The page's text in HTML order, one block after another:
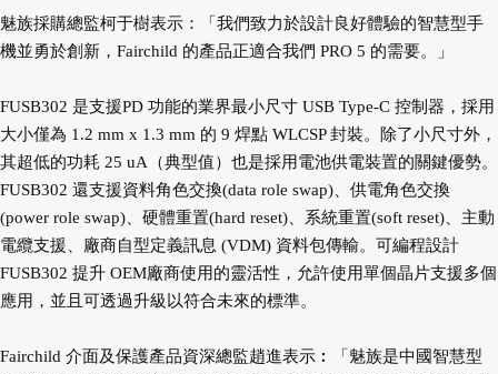
魅族採購總監柯于樹表示：「我們致力於設計良好體驗的智慧型手
機並勇於創新，Fairchild 的產品正適合我們 PRO 5 的需要。」
FUSB302 是支援PD 功能的業界最小尺寸 USB Type-C 控制器，採用
大小僅為 1.2 mm x 1.3 mm 的 9 焊點 WLCSP 封裝。除了小尺寸外，
其超低的功耗 25 uA（典型值）也是採用電池供電裝置的關鍵優勢。
FUSB302 還支援資料角色交換(data role swap)、供電角色交換
(power role swap)、硬體重置(hard reset)、系統重置(soft reset)、主動
電纜支援、廠商自型定義訊息 (VDM) 資料包傳輸。可編程設計
FUSB302 提升 OEM廠商使用的靈活性，允許使用單個晶片支援多個
應用，並且可透過升級以符合未來的標準。
Fairchild 介面及保護產品資深總監趙進表示︰「魅族是中國智慧型